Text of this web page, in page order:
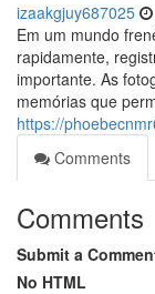
izaakgjuy687025
Em um mundo
rapidamente,
importante. As
memórias que
https://
Comments
Comments
Submit a
No HTML